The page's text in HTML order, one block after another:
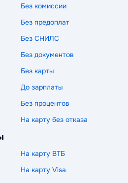
Без комиссии
Без предоплат
Без СНИЛС
Без документов
Без карты
До зарплаты
Без процентов
На карту без отказа
На карту ВТБ
На карту Visa